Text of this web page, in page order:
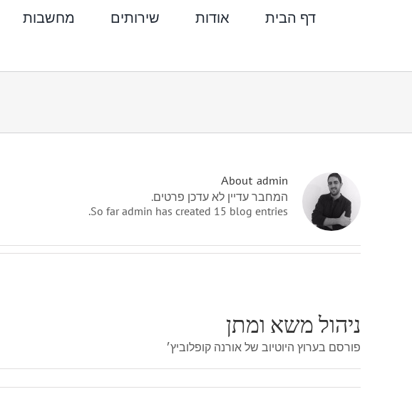
דף הבית אודות שירותים מחשבות
About admin
המחבר עדיין לא עדכן פרטים.
So far admin has created 15 blog entries.
ניהול משא ומתן
פורסם בערוץ היוטיוב של אורנה קופלוביץ׳